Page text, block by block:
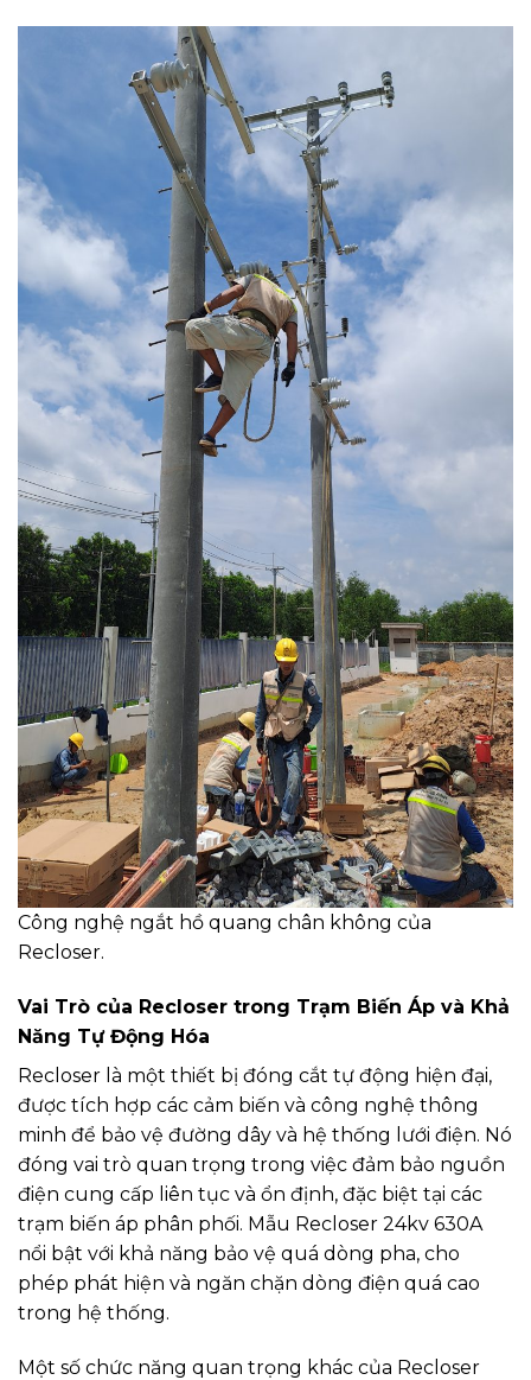
Công nghệ ngắt hồ quang chân không của
Recloser.
Vai Trò của Recloser trong Trạm Biến Áp và Khả
Năng Tự Động Hóa
Recloser là một thiết bị đóng cắt tự động hiện đại,
được tích hợp các cảm biến và công nghệ thông
minh để bảo vệ đường dây và hệ thống lưới điện. Nó
đóng vai trò quan trọng trong việc đảm bảo nguồn
điện cung cấp liên tục và ổn định, đặc biệt tại các
trạm biến áp phân phối. Mẫu Recloser 24kv 630A
nổi bật với khả năng bảo vệ quá dòng pha, cho
phép phát hiện và ngăn chặn dòng điện quá cao
trong hệ thống.
Một số chức năng quan trọng khác của Recloser